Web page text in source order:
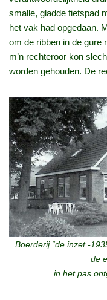
smalle, gladde fietspad
het vak had opgedaan.
om de ribben in de gure
m’n rechteroor kon
worden gehouden. De
Boerderij “de inzet -
de
in het pas